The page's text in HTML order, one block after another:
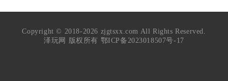
Copyright © 2018-2026 zjgtsxx.com All Rights Reserved.
泽玩网 版权所有 鄂ICP备2023018507号-17